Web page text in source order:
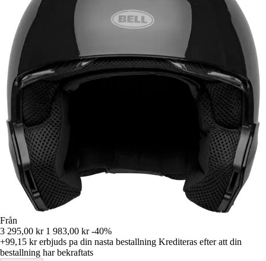
Från
3 295,00 kr 1 983,00 kr -40%
+99,15 krerbjuds pa din nasta bestallning Krediteras efter att din
bestallning har bekraftats